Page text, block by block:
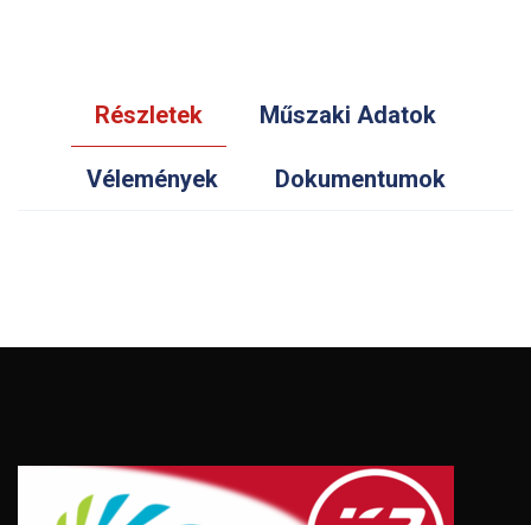
Részletek Műszaki Adatok
Vélemények Dokumentumok